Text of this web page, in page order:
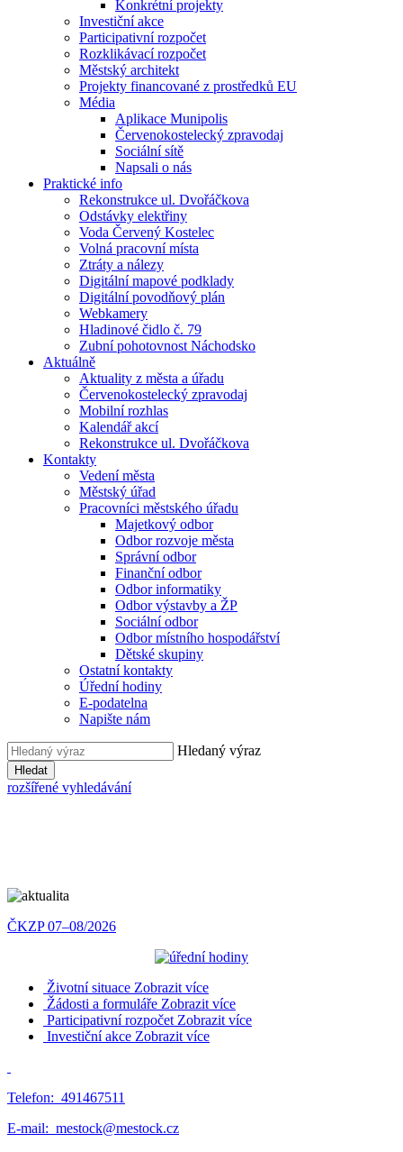
Konkrétní projekty
Investiční akce
Participativní rozpočet
Rozklikávací rozpočet
Městský architekt
Projekty financované z prostředků EU
Média
Aplikace Munipolis
Červenokostelecký zpravodaj
Sociální sítě
Napsali o nás
Praktické info
Rekonstrukce ul. Dvořáčkova
Odstávky elektřiny
Voda Červený Kostelec
Volná pracovní místa
Ztráty a nálezy
Digitální mapové podklady
Digitální povodňový plán
Webkamery
Hladinové čidlo č. 79
Zubní pohotovnost Náchodsko
Aktuálně
Aktuality z města a úřadu
Červenokostelecký zpravodaj
Mobilní rozhlas
Kalendář akcí
Rekonstrukce ul. Dvořáčkova
Kontakty
Vedení města
Městský úřad
Pracovníci městského úřadu
Majetkový odbor
Odbor rozvoje města
Správní odbor
Finanční odbor
Odbor informatiky
Odbor výstavby a ŽP
Sociální odbor
Odbor místního hospodářství
Dětské skupiny
Ostatní kontakty
Úřední hodiny
E-podatelna
Napište nám
Hledaný výraz
Hledat
rozšířené vyhledávání
ČKZP 07–08/2026
Životní situace Zobrazit více
Žádosti a formuláře Zobrazit více
Participativní rozpočet Zobrazit více
Investiční akce Zobrazit více
Telefon: 491467511
E-mail: mestock@mestock.cz